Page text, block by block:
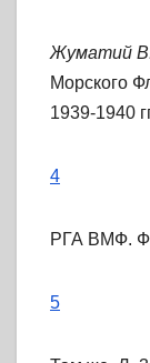
Жуматий
Морского
1939-1940
4
РГА ВМФ.
5